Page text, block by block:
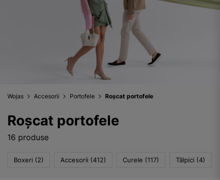
Wojas Accesorii Portofele Roșcat portofele
Roșcat portofele
16 produse
Boxeri (2) Accesorii (412) Curele (117) Tălpici (4)